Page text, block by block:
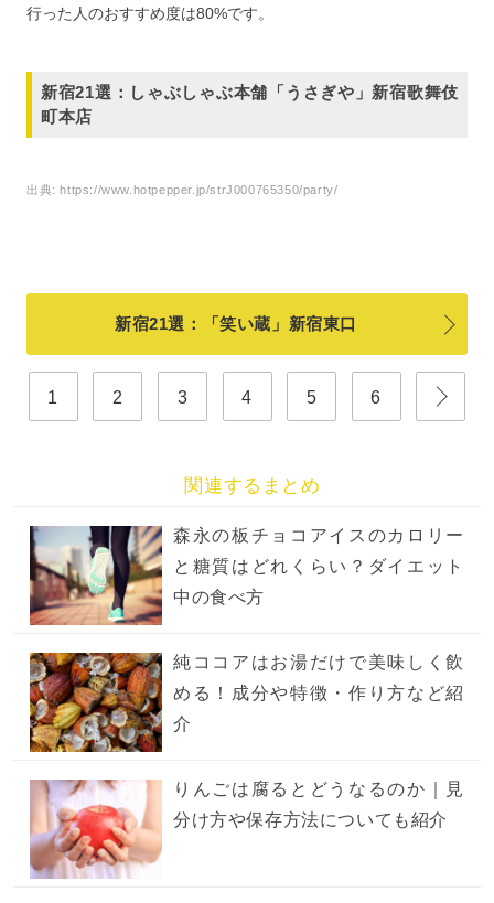
行った人のおすすめ度は80%です。
新宿21選：しゃぶしゃぶ本舗「うさぎや」新宿歌舞伎
町本店
出典:https://www.hotpepper.jp/strJ000765350/party/
新宿21選：「笑い蔵」新宿東口
1 2 3 4 5 6
関連するまとめ
森永の板チョコアイスのカロリー
と糖質はどれくらい？ダイエット
中の食べ方
純ココアはお湯だけで美味しく飲
める！成分や特徴・作り方など紹
介
りんごは腐るとどうなるのか｜見
分け方や保存方法についても紹介